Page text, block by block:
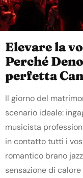
Elevare la
Perché
perfetta
Il giorno del
scenario ideale:
musicista
in contatto tutti i
romantico brano
sensazione di